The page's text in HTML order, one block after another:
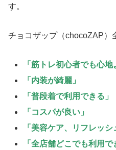
す。
チョコザップ（chocoZAP）
「筋トレ初心者でも心地
「内装が綺麗」
「普段着で利用できる」
「コスパが良い」
「美容ケア、リフレッシ
「全店舗どこでも利用で